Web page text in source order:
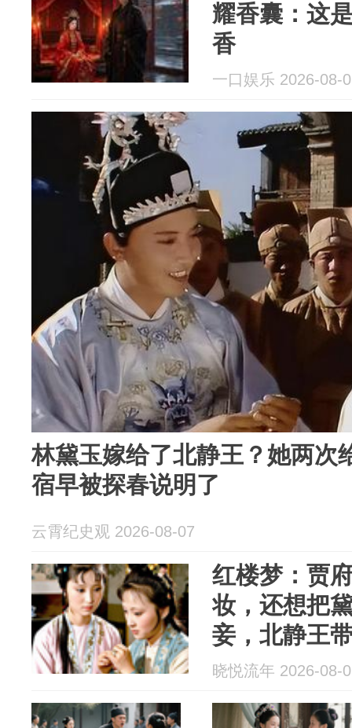
耀香囊：这
香
一口娱乐 2026-08-
林黛玉嫁给了北静王？她两次
宿早被探春说明了
云霄纪史观 2026-08-07
红楼梦：贾
妆，还想把
妾，北静王
玉，我娶定
晓悦流年 2026-08-